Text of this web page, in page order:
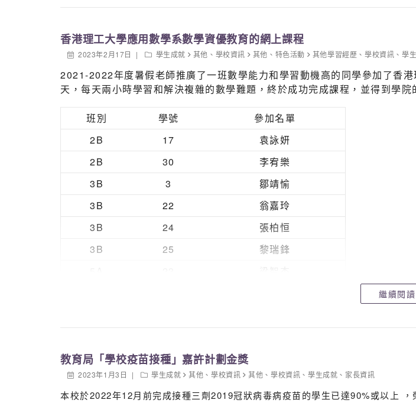
香港理工大學應用數學系數學資優教育的網上課程
2023年2月17日 學生成就 其他 、 學校資訊 其他 、 特色活動 其他學習經歷 、學校資訊 、學
2021-2022年度暑假老師推廣了一班數學能力和學習動機高的同學參加了香
天，每天兩小時學習和解決複雜的數學難題，終於成功完成課程，並得到學
班別 學號
參加名單
2B
17
袁詠妍
2B
30
李宥樂
3B
3
鄒靖愉
3B
22
翁嘉玲
3B
24
張柏恒
3B
25
黎瑞鋒
繼續閱讀
教育局「學校疫苗接種」嘉許計劃金獎
2023年1月3日 學生成就 其他 、 學校資訊 其他 、學校資訊 、學生成就 、 家長資訊
本校於2022年12月前完成接種三劑2019冠狀病毒病疫苗的學生已達90%或以上